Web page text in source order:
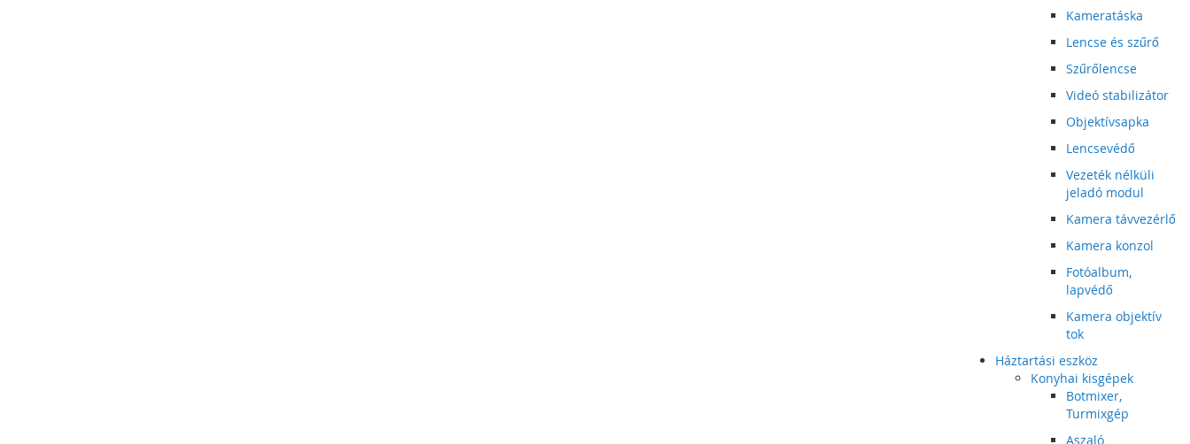
Kameratáska
Lencse és szűrő
Szűrőlencse
Videó stabilizátor
Objektívsapka
Lencsevédő
Vezeték nélküli
jeladó modul
Kamera távvezérlő
Kamera konzol
Fotóalbum,
lapvédő
Kamera objektív
tok
Háztartási eszköz
Konyhai kisgépek
Botmixer,
Turmixgép
Aszaló